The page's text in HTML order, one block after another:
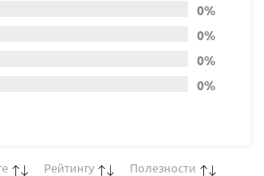
0%
0%
0%
0%
Рейтингу Полезности